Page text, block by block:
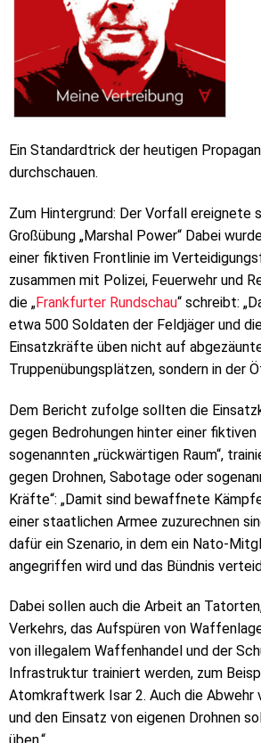
Ein Standardtrick der heutigen
durchschauen.
Zum Hintergrund: Der Vorfall ereignete
Großübung „Marshal Power“ Dabei
einer fiktiven Frontlinie im
zusammen mit Polizei, Feuerwehr und
die „Frankfurter Rundschau“ schreibt:
etwa 500 Soldaten der Feldjäger und
Einsatzkräfte üben nicht auf
Truppenübungsplätzen, sondern in der
Dem Bericht zufolge sollten die
gegen Bedrohungen hinter einer fiktiven
sogenannten „rückwärtigen Raum“,
gegen Drohnen, Sabotage oder
Kräfte“: „Damit sind bewaffnete
einer staatlichen Armee zuzurechnen
dafür ein Szenario, in dem ein Nato-
angegriffen wird und das Bündnis
Dabei sollen auch die Arbeit an
Verkehrs, das Aufspüren von
von illegalem Waffenhandel und der
Infrastruktur trainiert werden, zum
Atomkraftwerk Isar 2. Auch die Abwehr
und den Einsatz von eigenen Drohnen